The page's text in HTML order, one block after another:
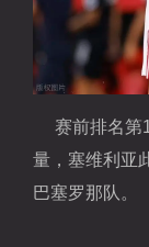
赛前排名第
量，塞维利亚
巴塞罗那队。